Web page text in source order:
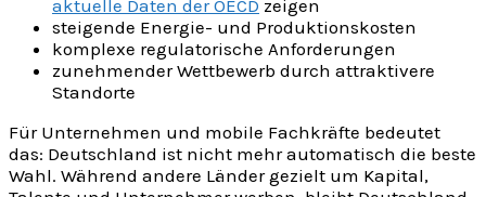
aktuelle Daten der OECD zeigen
steigende Energie- und Produktionskosten
komplexe regulatorische Anforderungen
zunehmender Wettbewerb durch attraktivere
Standorte
Für Unternehmen und mobile Fachkräfte bedeutet
das: Deutschland ist nicht mehr automatisch die beste
Wahl. Während andere Länder gezielt um Kapital,